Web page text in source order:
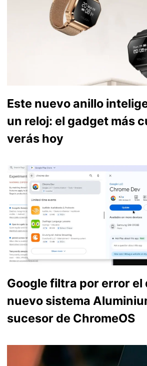
Este nuevo anillo
un reloj: el gadget más
verás hoy
Google filtra por error el
nuevo sistema
sucesor de ChromeOS